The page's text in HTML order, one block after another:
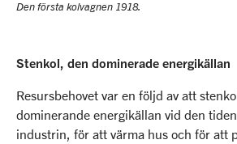
Den första kolvagnen 1918.
Stenkol, den dominerade energikällan
Resursbehovet var en följd av att
dominerande energikällan vid den
industrin, för att värma hus och för att